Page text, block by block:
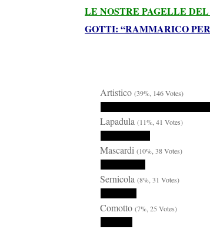
LE NOSTRE PAGELLE
GOTTI: “RAMMARICO
Artistico (39%, 146 Votes)
Lapadula (11%, 41 Votes)
Mascardi (10%, 38 Votes)
Sernicola (8%, 31 Votes)
Comotto (7%, 25 Votes)